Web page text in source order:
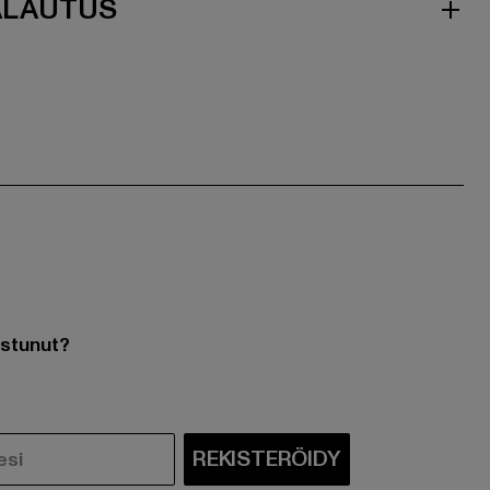
REKISTERÖIDY